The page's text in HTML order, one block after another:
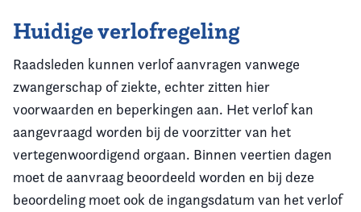
Huidige verlofregeling
Raadsleden kunnen verlof aanvragen vanwege
zwangerschap of ziekte, echter zitten hier
voorwaarden en beperkingen aan. Het verlof kan
aangevraagd worden bij de voorzitter van het
vertegenwoordigend orgaan. Binnen veertien dagen
moet de aanvraag beoordeeld worden en bij deze
beoordeling moet ook de ingangsdatum van het verlof